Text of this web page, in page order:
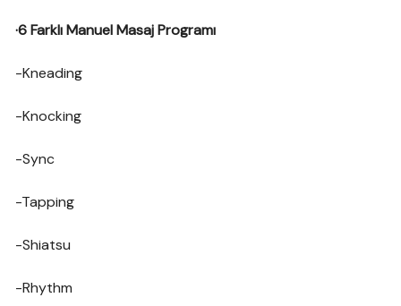
·6 Farklı Manuel Masaj Programı
-Kneading
-Knocking
-Sync
-Tapping
-Shiatsu
-Rhythm